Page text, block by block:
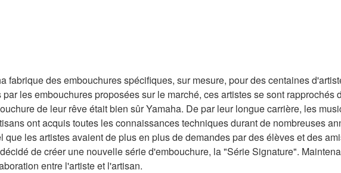
fabrique des embouchures spécifiques, sur mesure, pour des centaines
les embouchures proposées sur le marché, ces artistes se sont
de leur rêve était bien sûr Yamaha. De par leur longue carrière, les
ont acquis toutes les connaissances techniques durant de nombreuses
que les artistes avaient de plus en plus de demandes par des élèves et des
de créer une nouvelle série d'embouchure, la "Série Signature".
entre l'artiste et l'artisan.